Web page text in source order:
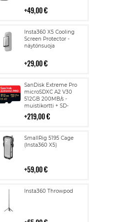
49,00 €
Insta360 X5 Cooling
Screen Protector -
näytönsuoja
29,00 €
Lisää
ostoskoriin
SanDisk Extreme Pro
microSDXC A2 V30
512GB 200MB/s -
muistikortti + SD-
adapteri
219,00 €
Lisää
ostoskoriin
SmallRig 5195 Cage
(Insta360 X5)
59,00 €
Lisää
ostoskoriin
Insta360 Throwpod
Lisää